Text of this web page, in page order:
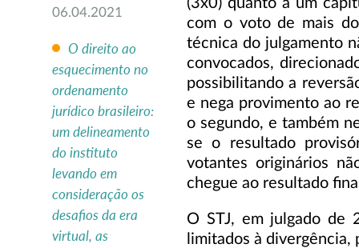
06.04.2021
O direito ao
esquecimento no
ordenamento
jurídico brasileiro:
um delineamento
do instituto
levando em
consideração os
desafios da era
virtual, as
(3x0) quanto a um
com o voto de mais
técnica do julgamento
convocados,
possibilitando a
e nega provimento ao
o segundo, e também
se o resultado
votantes originários
chegue ao resultado
O STJ, em julgado de
limitados à